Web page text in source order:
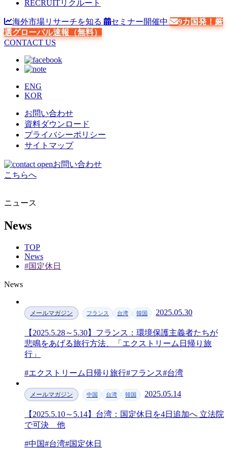
RECRUITリクルート
海外市場リサーチを知る セミナー開催中
9カ国発！厳
選グローバル速報（無料）
CONTACT US
ENG
KOR
お問い合わせ
資料ダウンロード
プライバシーポリシー
サイトマップ
お問い合わせ
こちらへ
ニュース
News
TOP
News
#国定休日
News
メールマガジン フランス 台湾 韓国 2025.05.30
【2025.5.28～5.30】フランス：環境保護主義者たちが
悲鳴をあげる旅行方法、「エクストリーム日帰り旅
行」
#エクストリーム日帰り旅行#フランス#台湾
メールマガジン 中国 台湾 韓国 2025.05.14
【2025.5.10～5.14】台湾：国定休日を4日追加へ 立法院
で可決 他
#中国#台湾#国定休日